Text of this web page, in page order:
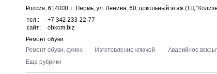
Россия, 614000, г. Пермь, ул. Ленина, 60, цокольный этаж (ТЦ
тел.:
+7 342 233-22-77
сайт:
obkom.biz
Ремонт обуви
Ремонт обуви, сумок
Изготовление ключей
Аварийное
Еще рубрики